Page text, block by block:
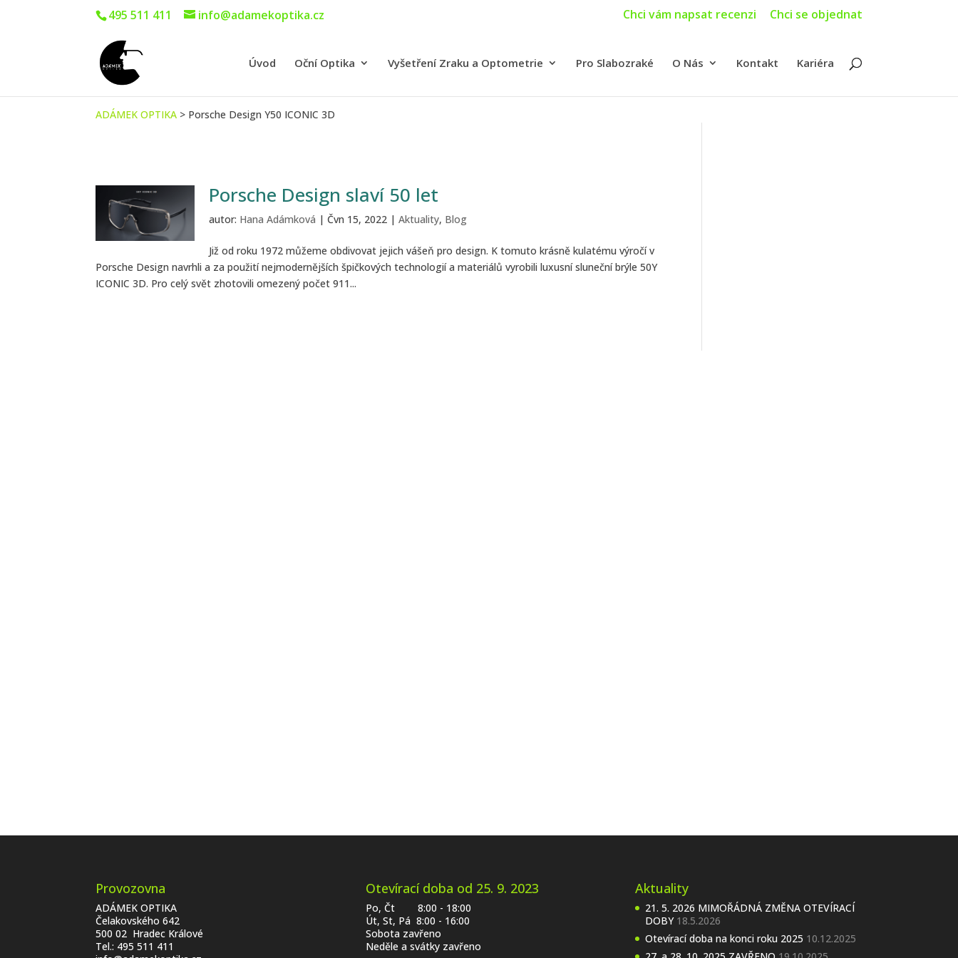
495 511 411 info@adamekoptika.cz Chci vám napsat recenzi Chci se objednat
Úvod Oční Optika Vyšetření Zraku a Optometrie Pro Slabozraké O Nás Kontakt Kariéra
ADÁMEK OPTIKA > Porsche Design Y50 ICONIC 3D
Porsche Design slaví 50 let
autor: Hana Adámková | Čvn 15, 2022| Aktuality, Blog
Již od roku 1972 můžeme obdivovat jejich vášeň pro design. K tomuto krásně kulatému výročí v
Porsche Design navrhli a za použití nejmodernějších špičkových technologií a materiálů vyrobili luxusní sluneční brýle 50Y
ICONIC 3D. Pro celý svět zhotovili omezený počet 911...
Provozovna
ADÁMEK OPTIKA
Čelakovského 642
500 02 Hradec Králové
Tel.: 495 511 411
Otevírací doba od 25. 9. 2023
Po, Čt 8:00 - 18:00
Út, St, Pá 8:00 - 16:00
Sobota zavřeno
Neděle a svátky zavřeno
Aktuality
21. 5. 2026 MIMOŘÁDNÁ ZMĚNA OTEVÍRACÍ
DOBY 18.5.2026
Otevírací doba na konci roku 2025 10.12.2025